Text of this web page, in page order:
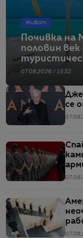
Живот
Почивка на
половин век
07.08.2026 / 15:32
се